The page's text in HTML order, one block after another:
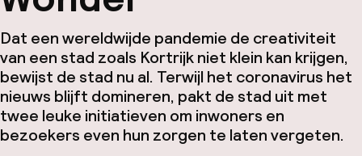
Dat een wereldwijde pandemie de creativiteit
van een stad zoals Kortrijk niet klein kan krijgen,
bewijst de stad nu al. Terwijl het coronavirus het
nieuws blijft domineren, pakt de stad uit met
twee leuke initiatieven om inwoners en
bezoekers even hun zorgen te laten vergeten.